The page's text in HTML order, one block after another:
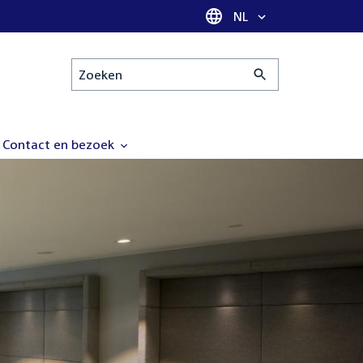
Taal selectie
NL
Zoeken
Contact en bezoek